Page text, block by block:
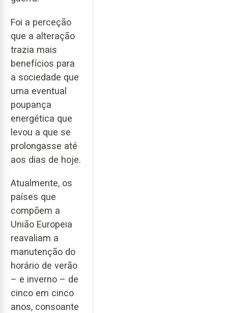
Foi a perceção
que a alteração
trazia mais
benefícios para
a sociedade que
uma eventual
poupança
energética que
levou a que se
prolongasse até
aos dias de hoje.
Atualmente, os
países que
compõem a
União Europeia
reavaliam a
manutenção do
horário de verão
– e inverno – de
cinco em cinco
anos, consoante